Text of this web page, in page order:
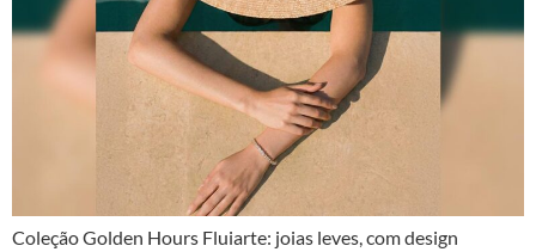
Coleção Golden Hours Fluiarte: joias leves, com design